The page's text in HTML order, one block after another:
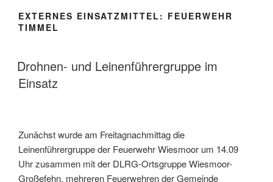
EXTERNES EINSATZMITTEL: FEUERWEHR
TIMMEL
Drohnen- und Leinenführergruppe im
Einsatz
Zunächst wurde am Freitagnachmittag die
Leinenführergruppe der Feuerwehr Wiesmoor um 14.09
Uhr zusammen mit der DLRG-Ortsgruppe Wiesmoor-
Großefehn, mehreren Feuerwehren der Gemeinde